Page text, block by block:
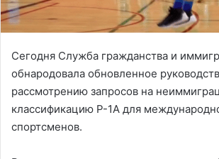
Сегодня Служба гражданства и
обнародовала обновленное
рассмотрению запросов на
классификацию P-1A для
спортсменов.